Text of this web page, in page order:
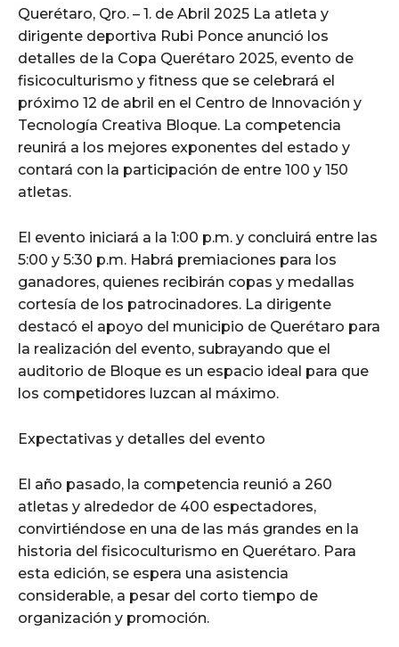
Querétaro, Qro. – 1. de Abril 2025 La atleta y
dirigente deportiva Rubi Ponce anunció los
detalles de la Copa Querétaro 2025, evento de
fisicoculturismo y fitness que se celebrará el
próximo 12 de abril en el Centro de Innovación y
Tecnología Creativa Bloque. La competencia
reunirá a los mejores exponentes del estado y
contará con la participación de entre 100 y 150
atletas.
El evento iniciará a la 1:00 p.m. y concluirá entre las
5:00 y 5:30 p.m. Habrá premiaciones para los
ganadores, quienes recibirán copas y medallas
cortesía de los patrocinadores. La dirigente
destacó el apoyo del municipio de Querétaro para
la realización del evento, subrayando que el
auditorio de Bloque es un espacio ideal para que
los competidores luzcan al máximo.
Expectativas y detalles del evento
El año pasado, la competencia reunió a 260
atletas y alrededor de 400 espectadores,
convirtiéndose en una de las más grandes en la
historia del fisicoculturismo en Querétaro. Para
esta edición, se espera una asistencia
considerable, a pesar del corto tiempo de
organización y promoción.